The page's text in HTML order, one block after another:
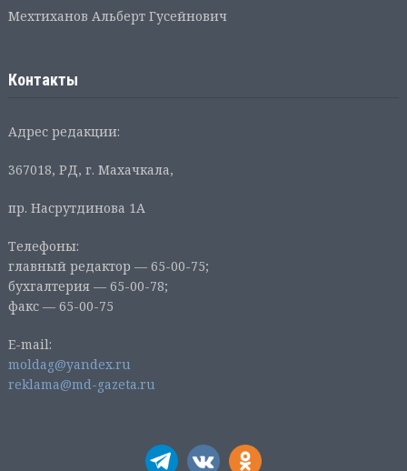
Мехтиханов Альберт Гусейнович
Контакты
Адрес редакции:
367018, РД, г. Махачкала,
пр. Насрутдинова 1А
Телефоны:
главный редактор — 65-00-75;
бухгалтерия — 65-00-78;
факс — 65-00-75
E-mail:
moldag@yandex.ru
reklama@md-gazeta.ru